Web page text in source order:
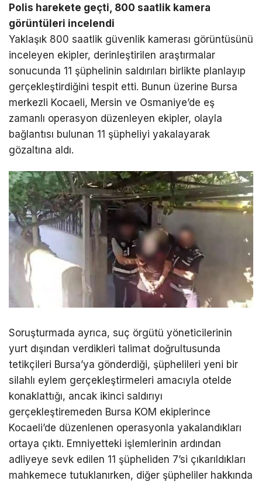
Polis harekete geçti, 800 saatlik kamera
görüntüleri incelendi
Yaklaşık 800 saatlik güvenlik kamerası görüntüsünü
inceleyen ekipler, derinleştirilen araştırmalar
sonucunda 11 şüphelinin saldırıları birlikte planlayıp
gerçekleştirdiğini tespit etti. Bunun üzerine Bursa
merkezli Kocaeli, Mersin ve Osmaniye’de eş
zamanlı operasyon düzenleyen ekipler, olayla
bağlantısı bulunan 11 şüpheliyi yakalayarak
gözaltına aldı.
Soruşturmada ayrıca, suç örgütü yöneticilerinin
yurt dışından verdikleri talimat doğrultusunda
tetikçileri Bursa’ya gönderdiği, şüphelileri yeni bir
silahlı eylem gerçekleştirmeleri amacıyla otelde
konaklattığı, ancak ikinci saldırıyı
gerçekleştiremeden Bursa KOM ekiplerince
Kocaeli’de düzenlenen operasyonla yakalandıkları
ortaya çıktı. Emniyetteki işlemlerinin ardından
adliyeye sevk edilen 11 şüpheliden 7’si çıkarıldıkları
mahkemece tutuklanırken, diğer şüpheliler hakkında